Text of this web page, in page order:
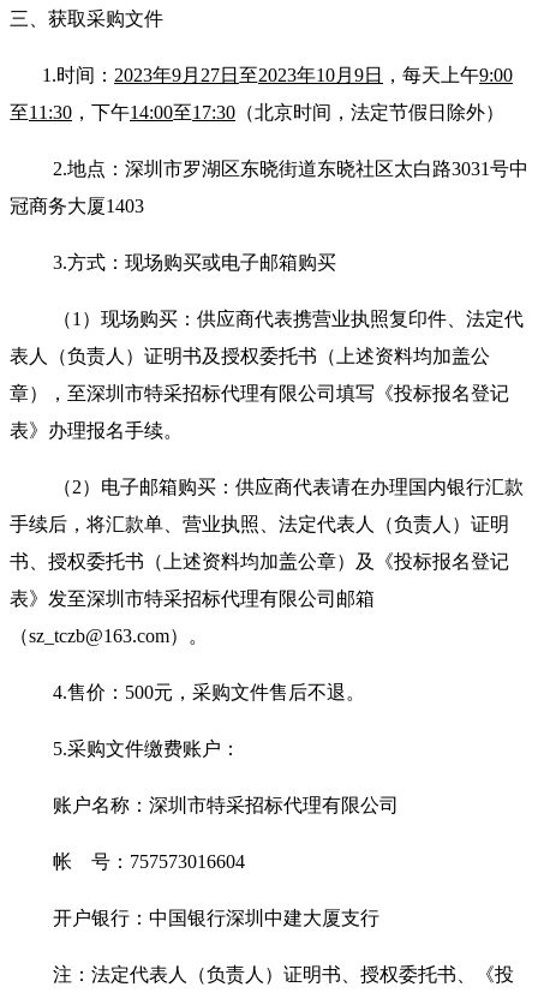
三、获取采购文件
1.时间： 2023年9月27日 至2023年10月9日 ，每天上午9:00
至11:30 ，下午14:00至17:30 （北京时间，法定节假日除外）
2.地点：深圳市罗湖区东晓街道东晓社区太白路3031号中
冠商务大厦1403
3.方式：现场购买或电子邮箱购买
（1）现场购买：供应商代表携营业执照复印件、法定代
表人（负责人）证明书及授权委托书（上述资料均加盖公
章），至深圳市特采招标代理有限公司填写《投标报名登记
表》办理报名手续。
（2）电子邮箱购买：供应商代表请在办理国内银行汇款
手续后，将汇款单、营业执照、法定代表人（负责人）证明
书、授权委托书（上述资料均加盖公章）及《投标报名登记
表》发至深圳市特采招标代理有限公司邮箱
（sz_tczb@163.com）。
4.售价：500元，采购文件售后不退。
5.采购文件缴费账户：
账户名称：深圳市特采招标代理有限公司
帐 号：757573016604
开户银行：中国银行深圳中建大厦支行
注：法定代表人（负责人）证明书、授权委托书、《投